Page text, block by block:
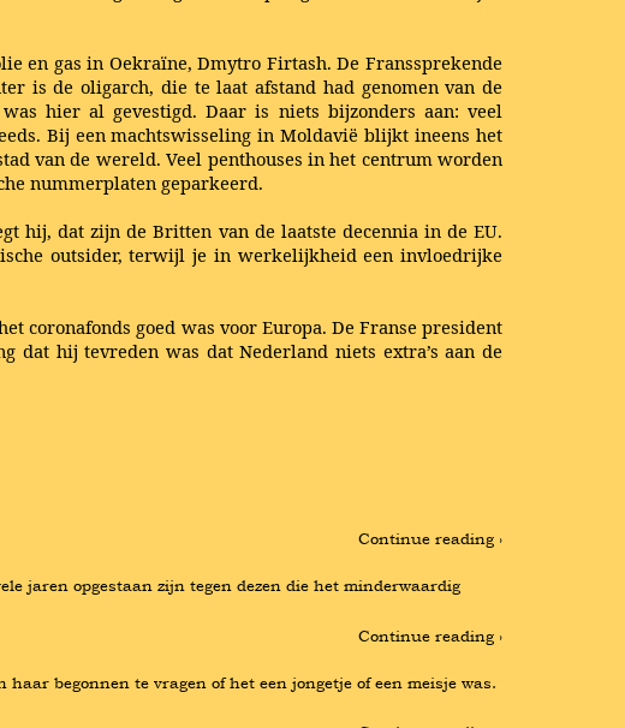
en gas in Oekraïne, Dmytro Firtash. De Franssprekende
is de oligarch, die te laat afstand had genomen van de
hier al gevestigd. Daar is niets bijzonders aan: veel
Bij een machtswisseling in Moldavië blijkt ineens het
van de wereld. Veel penthouses in het centrum worden
nummerplaten geparkeerd.
hij, dat zijn de Britten van de laatste decennia in de EU.
outsider, terwijl je in werkelijkheid een invloedrijke
coronafonds goed was voor Europa. De Franse president
hij tevreden was dat Nederland niets extra’s aan de
Continue reading ›
jaren opgestaan zijn tegen dezen die het minderwaardig
Continue reading ›
begonnen te vragen of het een jongetje of een meisje was.